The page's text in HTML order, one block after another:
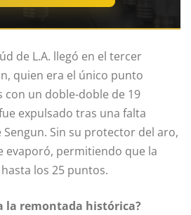
de L.A. llegó en el tercer
quien era el único punto
con un doble-doble de 19
expulsado tras una falta
Sin su protector del aro,
evaporó, permitiendo que la
los 25 puntos.
la remontada histórica?